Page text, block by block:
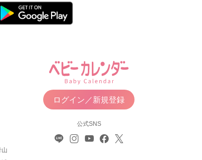
山
ログイン／新規登録
公式SNS